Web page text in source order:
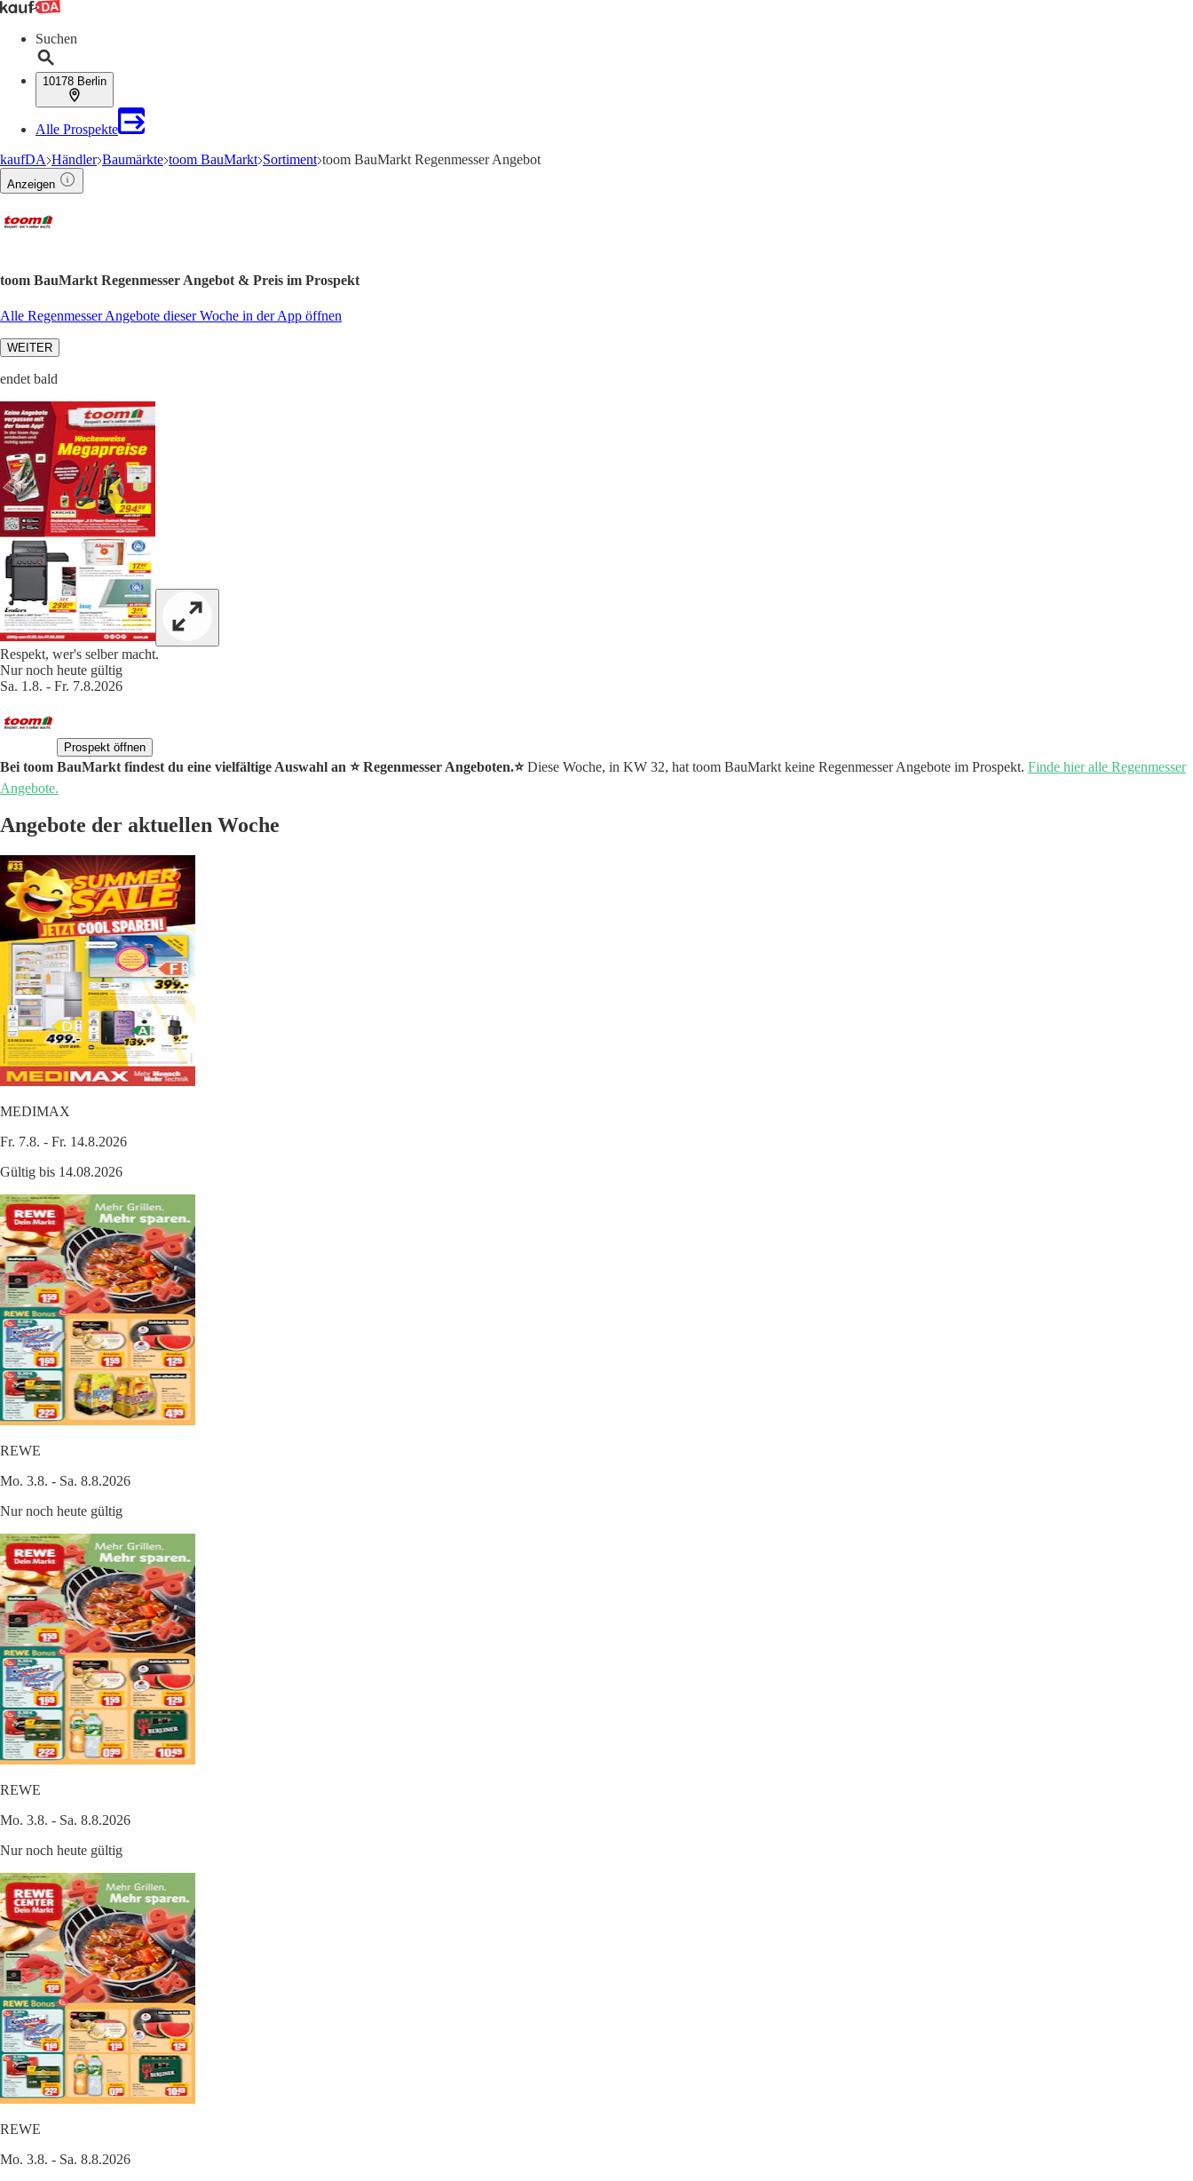
Suchen
10178 Berlin
Alle Prospekte
kaufDA Händler Baumärkte toom BauMarkt Sortiment toom BauMarkt Regenmesser Angebot
Anzeigen
toom BauMarkt Regenmesser Angebot & Preis im Prospekt
Alle Regenmesser Angebote dieser Woche in der App öffnen
WEITER
endet bald
Respekt, wer's selber macht.
Nur noch heute gültig
Sa. 1.8. - Fr. 7.8.2026
Prospekt öffnen
Bei toom BauMarkt findest du eine vielfältige Auswahl an ⭐️ Regenmesser Angeboten.⭐️Diese Woche, in KW 32, hat toom BauMarkt keine Regenmesser Angebote im Prospekt. Finde hier alle Regenmesser
Angebote.
Angebote der aktuellen Woche
MEDIMAX
Fr. 7.8. - Fr. 14.8.2026
Gültig bis 14.08.2026
REWE
Mo. 3.8. - Sa. 8.8.2026
Nur noch heute gültig
REWE
Mo. 3.8. - Sa. 8.8.2026
Nur noch heute gültig
REWE
Mo. 3.8. - Sa. 8.8.2026